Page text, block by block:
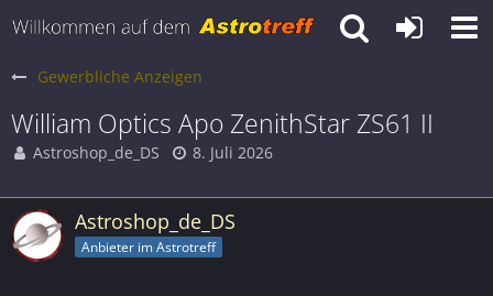
Gewerbliche Anzeigen
William Optics Apo ZenithStar ZS61 II
Astroshop_de_DS 8. Juli 2026
Astroshop_de_DS
Anbieter im Astrotreff